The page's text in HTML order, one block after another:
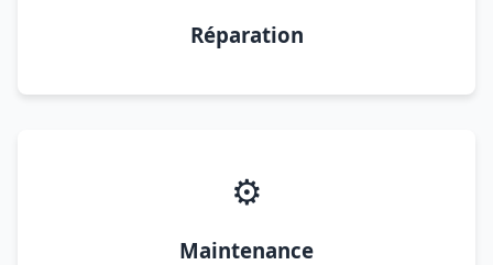
Réparation
⚙️
Maintenance